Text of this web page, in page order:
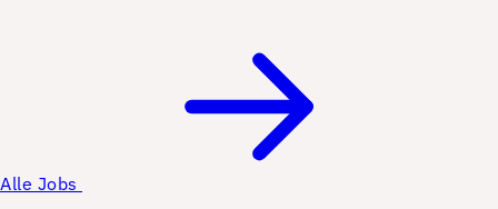
Alle Jobs